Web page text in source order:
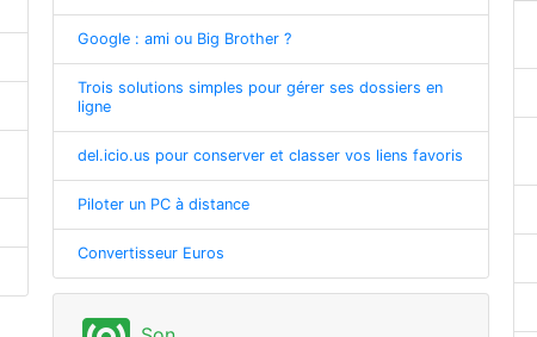
Google : ami ou Big Brother ?
Trois solutions simples pour gérer ses dossiers en
ligne
del.icio.us pour conserver et classer vos liens favoris
Piloter un PC à distance
Convertisseur Euros